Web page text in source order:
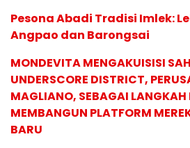
Pesona Abadi Tradisi Imlek:
Angpao dan Barongsai
MONDEVITA MENGAKUISISI
UNDERSCORE DISTRICT,
MAGLIANO, SEBAGAI LANGKAH
MEMBANGUN PLATFORM
BARU